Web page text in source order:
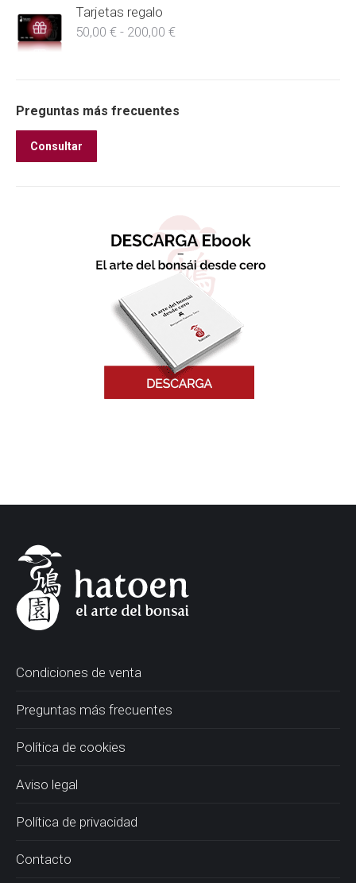
Tarjetas regalo
50,00 € - 200,00 €Rango
hasta
Preguntas más frecuentes
Consultar
Condiciones de venta
Preguntas más frecuentes
Política de cookies
Aviso legal
Política de privacidad
Contacto